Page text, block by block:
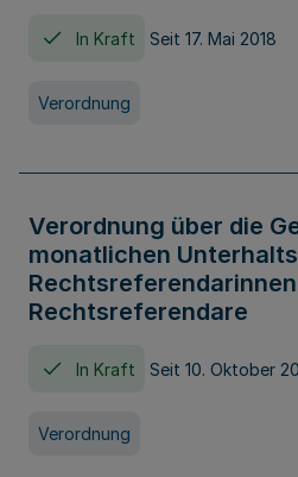
In Kraft Seit 17. Mai 2018
Verordnung
Verordnung über die
monatlichen
Rechtsreferendare
In Kraft Seit 10. Oktober
Verordnung